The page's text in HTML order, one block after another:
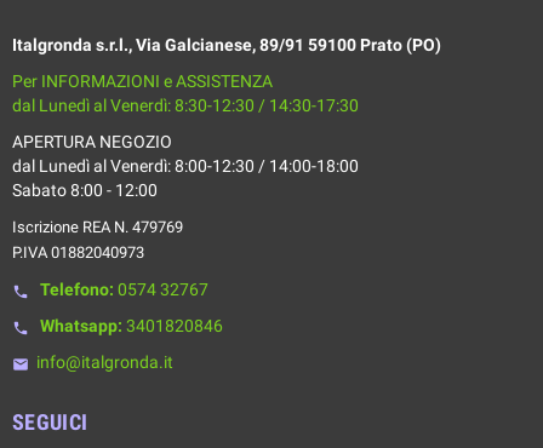
Italgronda s.r.l., Via Galcianese, 89/91 59100 Prato (PO)
Per INFORMAZIONI e ASSISTENZA
dal Lunedì al Venerdì: 8:30-12:30 / 14:30-17:30
APERTURA NEGOZIO
dal Lunedì al Venerdì: 8:00-12:30 / 14:00-18:00
Sabato 8:00 - 12:00
Iscrizione REA N. 479769
P.IVA 01882040973
phone Telefono: 0574 32767
phone Whatsapp: 3401820846
email info@italgronda.it
SEGUICI